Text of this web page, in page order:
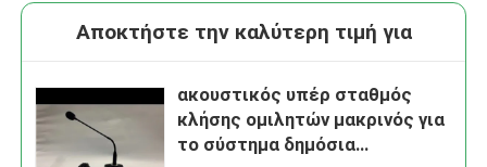
Αποκτήστε την καλύτερη τιμή για
ακουστικός υπέρ σταθμός
κλήσης ομιλητών μακρινός για
το σύστημα δημόσια